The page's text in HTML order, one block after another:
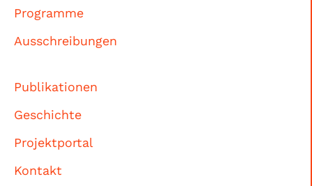
Programme
Ausschreibungen
Publikationen
Geschichte
Projektportal
Kontakt